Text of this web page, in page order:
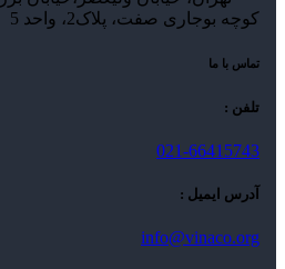
کوچه بوجاری صفت، پلاک2، واحد 5
تماس با ما
تلفن :
021-66415743
آدرس ایمیل :
info@vinaco.org